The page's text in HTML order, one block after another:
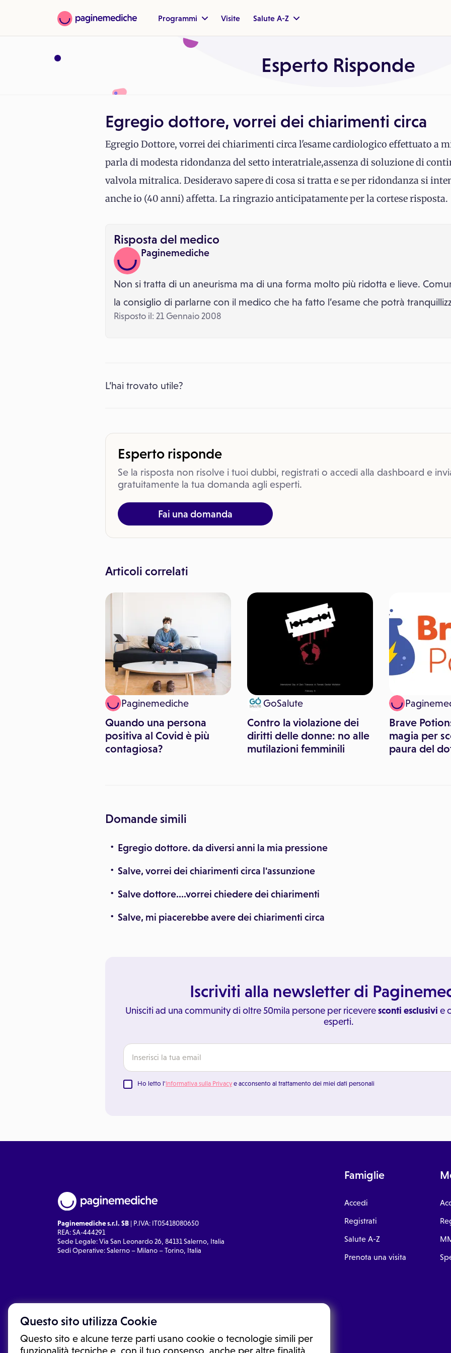
Questo sito utilizza Cookie
Questo sito e alcune terze parti usano cookie o tecnologie simili per
funzionalità tecniche e, con il tuo consenso, anche per altre finalità
Programmi Visite Salute A-Z
Esperto Risponde
Egregio dottore, vorrei dei chiarimenti circa
Egregio Dottore, vorrei dei chiarimenti circa l'esame cardiologico effettuato a
parla di modesta ridondanza del setto interatriale,assenza di soluzione di
valvola mitralica. Desideravo sapere di cosa si tratta e se per ridondanza si
anche io (40 anni) affetta. La ringrazio anticipatamente per la cortese risposta.
Risposta del medico
Paginemediche
Non si tratta di un aneurisma ma di una forma molto più ridotta e lieve.
la consiglio di parlarne con il medico che ha fatto l’esame che potrà
Risposto il: 21 Gennaio 2008
L’hai trovato utile?
Esperto risponde
Se la risposta non risolve i tuoi dubbi, registrati o accedi alla dashboard e
gratuitamente la tua domanda agli esperti.
Fai una domanda
Articoli correlati
Paginemediche
Quando una persona
positiva al Covid è più
contagiosa?
GoSalute
Contro la violazione dei
diritti delle donne: no alle
mutilazioni femminili
Brave
magia per
paura del
Domande simili
Egregio dottore. da diversi anni la mia pressione
Salve, vorrei dei chiarimenti circa l'assunzione
Salve dottore....vorrei chiedere dei chiarimenti
Salve, mi piacerebbe avere dei chiarimenti circa
Iscriviti alla newsletter di
Unisciti ad una community di oltre 50mila persone per riceveresconti esclusivi e
esperti.
Ho letto l'Informativa sulla Privacy e acconsento al trattamento dei miei dati personali
Paginemediche s.r.l. SB | P.IVA: IT05418080650
REA: SA-444291
Sede Legale: Via San Leonardo 26, 84131 Salerno, Italia
Sedi Operative: Salerno – Milano – Torino, Italia
Famiglie
Accedi
Registrati
Salute A-Z
Prenota una visita